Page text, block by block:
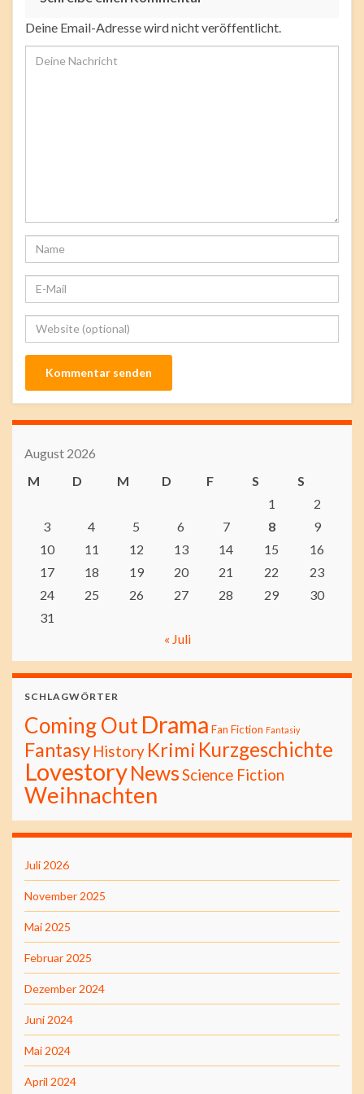
Deine Email-Adresse wird nicht veröffentlicht.
August 2026
M
D M D F S
S
1
2
3
4 5 6 7 8
9
10
11 12 13 14 15
16
17
18 19 20 21 22
23
24
25 26 27 28 29
30
31
« Juli
SCHLAGWÖRTER
Coming OutDrama Fan Fiction Fantasiy
Fantasy History Krimi Kurzgeschichte
LovestoryNewsScience Fiction
Weihnachten
Juli 2026
November 2025
Mai 2025
Februar 2025
Dezember 2024
Juni 2024
Mai 2024
April 2024